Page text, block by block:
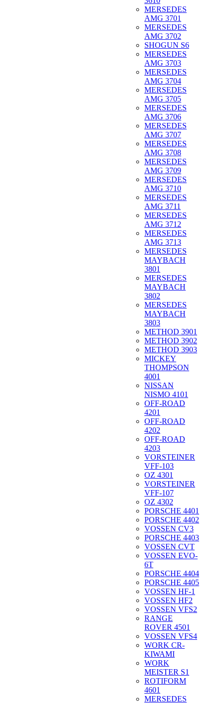
MERSEDES
AMG 3701
MERSEDES
AMG 3702
SHOGUN S6
MERSEDES
AMG 3703
MERSEDES
AMG 3704
MERSEDES
AMG 3705
MERSEDES
AMG 3706
MERSEDES
AMG 3707
MERSEDES
AMG 3708
MERSEDES
AMG 3709
MERSEDES
AMG 3710
MERSEDES
AMG 3711
MERSEDES
AMG 3712
MERSEDES
AMG 3713
MERSEDES
MAYBACH
3801
MERSEDES
MAYBACH
3802
MERSEDES
MAYBACH
3803
METHOD 3901
METHOD 3902
METHOD 3903
MICKEY
THOMPSON
4001
NISSAN
NISMO 4101
OFF-ROAD
4201
OFF-ROAD
4202
OFF-ROAD
4203
VORSTEINER
VFF-103
OZ 4301
VORSTEINER
VFF-107
OZ 4302
PORSCHE 4401
PORSCHE 4402
VOSSEN CV3
PORSCHE 4403
VOSSEN CVT
VOSSEN EVO-
6T
PORSCHE 4404
PORSCHE 4405
VOSSEN HF-1
VOSSEN HF2
VOSSEN VFS2
RANGE
ROVER 4501
VOSSEN VFS4
WORK CR-
KIWAMI
WORK
MEISTER S1
ROTIFORM
4601
MERSEDES